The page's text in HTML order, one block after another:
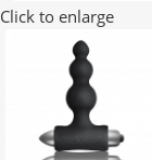
Click to enlarge